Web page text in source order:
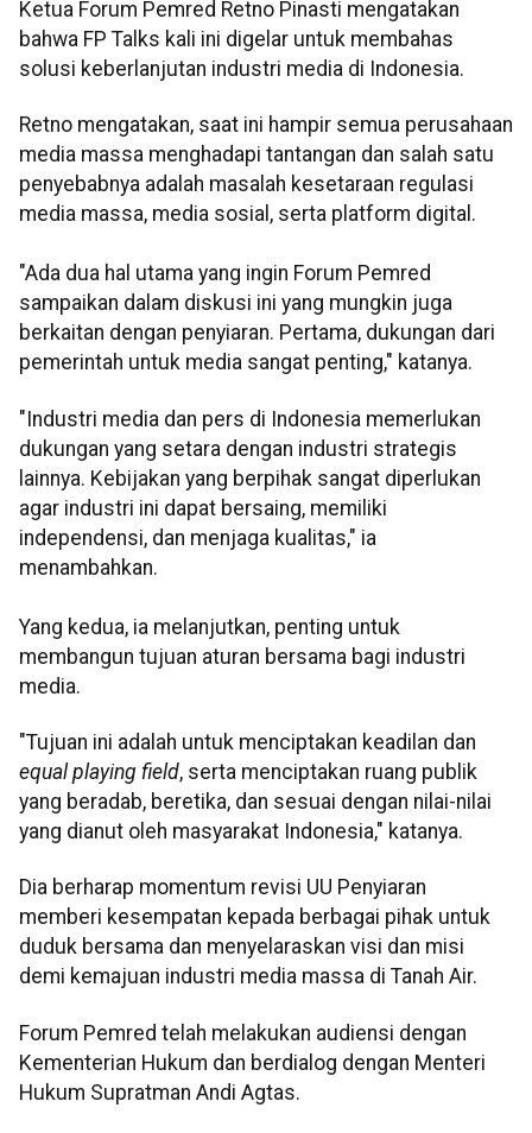
Ketua Forum Pemred Retno Pinasti mengatakan
bahwa FP Talks kali ini digelar untuk membahas
solusi keberlanjutan industri media di Indonesia.
Retno mengatakan, saat ini hampir semua perusahaan
media massa menghadapi tantangan dan salah satu
penyebabnya adalah masalah kesetaraan regulasi
media massa, media sosial, serta platform digital.
"Ada dua hal utama yang ingin Forum Pemred
sampaikan dalam diskusi ini yang mungkin juga
berkaitan dengan penyiaran. Pertama, dukungan dari
pemerintah untuk media sangat penting," katanya.
"Industri media dan pers di Indonesia memerlukan
dukungan yang setara dengan industri strategis
lainnya. Kebijakan yang berpihak sangat diperlukan
agar industri ini dapat bersaing, memiliki
independensi, dan menjaga kualitas," ia
menambahkan.
Yang kedua, ia melanjutkan, penting untuk
membangun tujuan aturan bersama bagi industri
media.
"Tujuan ini adalah untuk menciptakan keadilan dan
equal playing field, serta menciptakan ruang publik
yang beradab, beretika, dan sesuai dengan nilai-nilai
yang dianut oleh masyarakat Indonesia," katanya.
Dia berharap momentum revisi UU Penyiaran
memberi kesempatan kepada berbagai pihak untuk
duduk bersama dan menyelaraskan visi dan misi
demi kemajuan industri media massa di Tanah Air.
Forum Pemred telah melakukan audiensi dengan
Kementerian Hukum dan berdialog dengan Menteri
Hukum Supratman Andi Agtas.